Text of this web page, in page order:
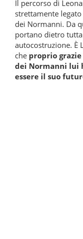
Il percorso di
strettamente
dei Normanni. Da
portano dietro
autocostruzione. È
che proprio grazie
dei Normanni lui
essere il suo